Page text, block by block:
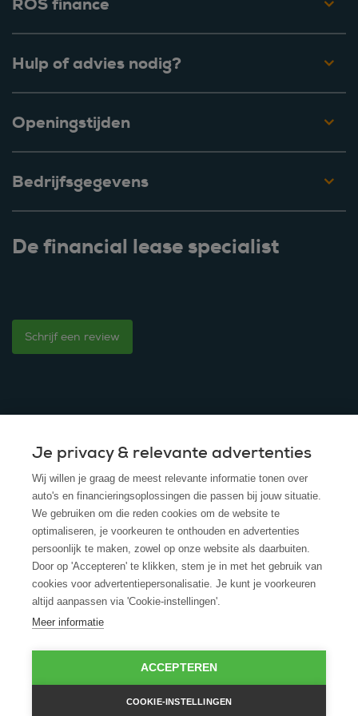
ROS finance
Hulp of advies nodig?
Openingstijden
Bedrijfsgegevens
De financial lease specialist
Schrijf een review
© 2025 - ROS Krediet Service
Algemene Voorwaarden
Disclaimer
Privacy Policy
Cookies
Cookie policy
Je privacy & relevante advertenties
Wij willen je graag de meest relevante informatie tonen over
auto's en financieringsoplossingen die passen bij jouw situatie.
We gebruiken om die reden cookies om de website te
optimaliseren, je voorkeuren te onthouden en advertenties
persoonlijk te maken, zowel op onze website als daarbuiten.
Door op 'Accepteren' te klikken, stem je in met het gebruik van
cookies voor advertentiepersonalisatie. Je kunt je voorkeuren
altijd aanpassen via 'Cookie-instellingen'.
Meer informatie
ACCEPTEREN
COOKIE-INSTELLINGEN